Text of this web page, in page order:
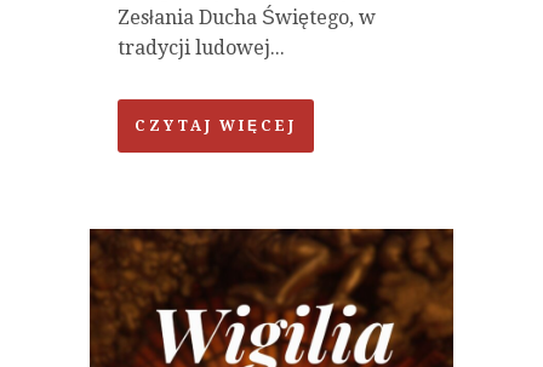
Zesłania Ducha Świętego, w
tradycji ludowej...
CZYTAJ WIĘCEJ